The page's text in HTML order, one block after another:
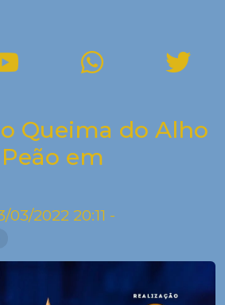
Queima do Alho
em
2022 20:11 -